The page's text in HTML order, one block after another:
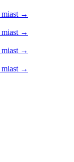
miast →
miast →
miast →
miast →